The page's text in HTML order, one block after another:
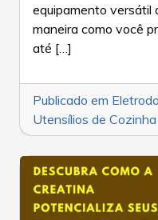
equipamento versátil
maneira como você
até […]
Publicado em
Utensílios de Cozinha